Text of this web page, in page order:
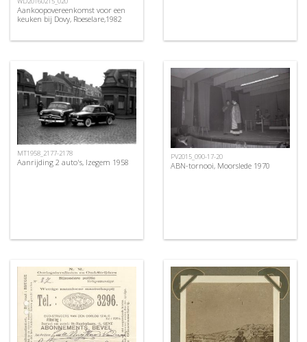
Aankoopovereenkomst voor een
keuken bij Dovy, Roeselare,1982
MT1958_2177-2178
Aanrijding 2 auto's, Izegem 1958
PV2015_090-17-20
ABN-tornooi, Moorslede 1970